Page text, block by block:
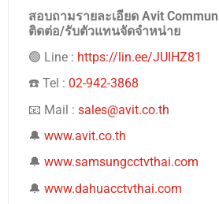
สอบถามรายละเอียด Avit
ติดต่อ/รับตัวแทนจัดจำหน่าย
🟢 Line : https://lin.ee/JUIHZ81
☎️ Tel : 02-942-3868
📧 Mail : sales@avit.co.th
🔔 www.avit.co.th
🔔 www.samsungcctvthai.com
🔔 www.dahuacctvthai.com